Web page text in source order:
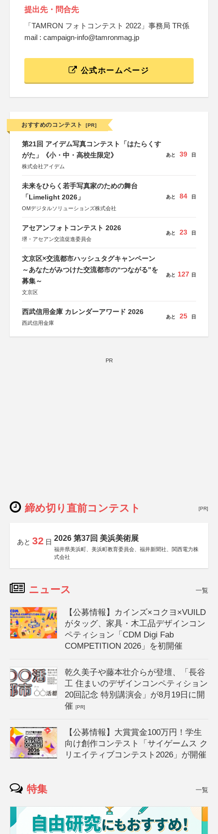
提出先・問合先
「TAMRON フォトコンテスト 2022」事務局 TR係
mail : campaign-info@tamronmag.jp
公式ホームページ
おすすめのコンテスト [PR]
第21回 アイデム写真コンテスト「はたらくす
がた」《小・中・高校生限定》
株式会社アイデム
あと 39 日
未来をひらく若手写真家のための舞台
「Limelight 2026」
OMデジタルソリューションズ株式会社
あと 84 日
アセアンフォトコンテスト 2026
堺・アセアン交流促進委員会
あと 23 日
文京区×交流都市ハッシュタグキャンペーン
～あなたがみつけた交流都市の“つながる”を
募集～
文京区
あと 127 日
西武信用金庫 カレンダーアワード 2026
西武信用金庫
あと 25 日
PR
締め切り直前コンテスト [PR]
あと 32 日 2026 第37回 美浜美術展
福井県美浜町、美浜町教育委員会、福井新聞社、関西電力株
式会社
ニュース 一覧
【公募情報】カインズ×コクヨ×VUILD
がタッグ、家具・木工品デザインコン
ペティション「CDM Digi Fab
COMPETITION 2026」を初開催
乾久美子や藤本壮介らが登壇、「長谷
工 住まいのデザインコンペティション
20回記念 特別講演会」が8月19日に開
催[PR]
【公募情報】大賞賞金100万円！学生
向け創作コンテスト「サイゲームス ク
リエイティブコンテスト2026」が開催
特集 一覧